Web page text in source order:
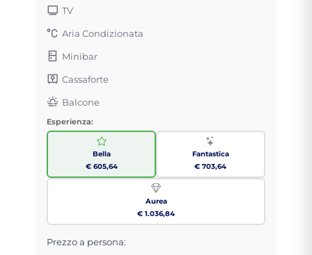
TV
Aria Condizionata
Minibar
Cassaforte
Balcone
Esperienza:
Bella
€ 605,64
Fantastica
€ 703,64
Aurea
€ 1.036,84
Prezzo a persona: